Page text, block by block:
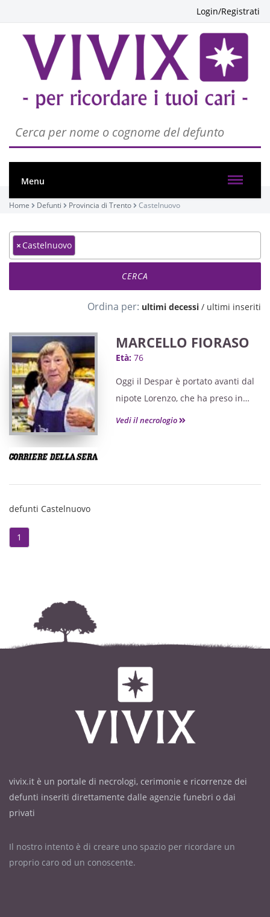
Login/Registrati
Menu
Home Defunti Provincia di Trento Castelnuovo
×Castelnuovo
Ordina per: ultimi decessi / ultimi inseriti
MARCELLO FIORASO
Età: 76
Oggi il Despar è portato avanti dal
nipote Lorenzo, che ha preso in
mano le redini dell’attività traendo
nuovo negozio dopo la
Vedi il necrologio
defunti Castelnuovo
1
vivix.it è un portale di necrologi, cerimonie e ricorrenze dei
defunti inseriti direttamente dalle agenzie funebri o dai
privati
Il nostro intento è di creare uno spazio per ricordare un
proprio caro od un conoscente.